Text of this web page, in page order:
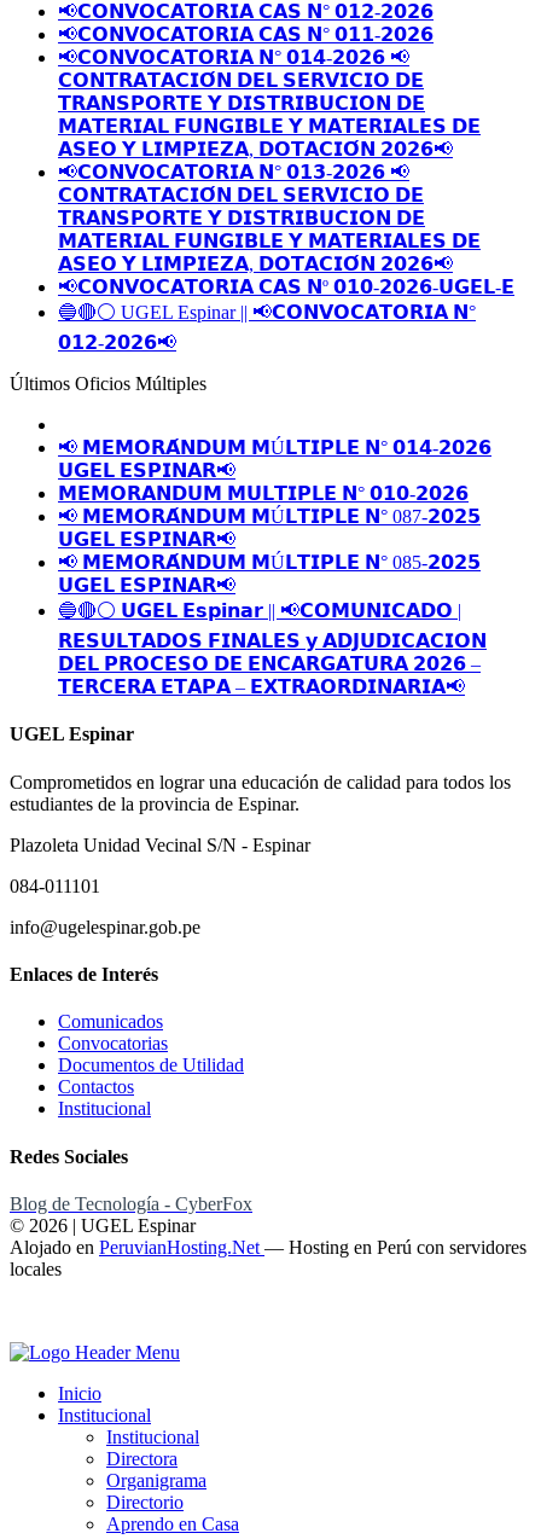
📢𝗖𝗢𝗡𝗩𝗢𝗖𝗔𝗧𝗢𝗥𝗜𝗔 𝗖𝗔𝗦 𝗡° 𝟬𝟭𝟮-𝟮𝟬𝟮𝟲
📢𝗖𝗢𝗡𝗩𝗢𝗖𝗔𝗧𝗢𝗥𝗜𝗔 𝗖𝗔𝗦 𝗡° 𝟬𝟭𝟭-𝟮𝟬𝟮𝟲
📢𝗖𝗢𝗡𝗩𝗢𝗖𝗔𝗧𝗢𝗥𝗜𝗔 𝗡° 𝟬𝟭𝟰-𝟮𝟬𝟮𝟲 📢
𝗖𝗢𝗡𝗧𝗥𝗔𝗧𝗔𝗖𝗜𝗢́𝗡 𝗗𝗘𝗟 𝗦𝗘𝗥𝗩𝗜𝗖𝗜𝗢 𝗗𝗘
𝗧𝗥𝗔𝗡𝗦𝗣𝗢𝗥𝗧𝗘 𝗬 𝗗𝗜𝗦𝗧𝗥𝗜𝗕𝗨𝗖𝗜𝗢𝗡 𝗗𝗘
𝗠𝗔𝗧𝗘𝗥𝗜𝗔𝗟 𝗙𝗨𝗡𝗚𝗜𝗕𝗟𝗘 𝗬 𝗠𝗔𝗧𝗘𝗥𝗜𝗔𝗟𝗘𝗦 𝗗𝗘
𝗔𝗦𝗘𝗢 𝗬 𝗟𝗜𝗠𝗣𝗜𝗘𝗭𝗔, 𝗗𝗢𝗧𝗔𝗖𝗜𝗢́𝗡 𝟮𝟬𝟮𝟲📢
📢𝗖𝗢𝗡𝗩𝗢𝗖𝗔𝗧𝗢𝗥𝗜𝗔 𝗡° 𝟬𝟭𝟯-𝟮𝟬𝟮𝟲 📢
𝗖𝗢𝗡𝗧𝗥𝗔𝗧𝗔𝗖𝗜𝗢́𝗡 𝗗𝗘𝗟 𝗦𝗘𝗥𝗩𝗜𝗖𝗜𝗢 𝗗𝗘
𝗧𝗥𝗔𝗡𝗦𝗣𝗢𝗥𝗧𝗘 𝗬 𝗗𝗜𝗦𝗧𝗥𝗜𝗕𝗨𝗖𝗜𝗢𝗡 𝗗𝗘
𝗠𝗔𝗧𝗘𝗥𝗜𝗔𝗟 𝗙𝗨𝗡𝗚𝗜𝗕𝗟𝗘 𝗬 𝗠𝗔𝗧𝗘𝗥𝗜𝗔𝗟𝗘𝗦 𝗗𝗘
𝗔𝗦𝗘𝗢 𝗬 𝗟𝗜𝗠𝗣𝗜𝗘𝗭𝗔, 𝗗𝗢𝗧𝗔𝗖𝗜𝗢́𝗡 𝟮𝟬𝟮𝟲📢
📢𝗖𝗢𝗡𝗩𝗢𝗖𝗔𝗧𝗢𝗥𝗜𝗔 𝗖𝗔𝗦 𝗡º 𝟬𝟭𝟬-𝟮𝟬𝟮𝟲-𝗨𝗚𝗘𝗟-𝗘
🔵🔴⚪️ UGEL Espinar || 📢𝗖𝗢𝗡𝗩𝗢𝗖𝗔𝗧𝗢𝗥𝗜𝗔 𝗡°
𝟬𝟭𝟮-𝟮𝟬𝟮𝟲📢
Últimos Oficios Múltiples
📢 𝗠𝗘𝗠𝗢𝗥𝗔́𝗡𝗗𝗨𝗠 𝗠Ú𝗟𝗧𝗜𝗣𝗟𝗘 𝗡° 𝟬𝟭𝟰-𝟮𝟬𝟮𝟲
𝗨𝗚𝗘𝗟 𝗘𝗦𝗣𝗜𝗡𝗔𝗥📢
𝗠𝗘𝗠𝗢𝗥𝗔𝗡𝗗𝗨𝗠 𝗠𝗨𝗟𝗧𝗜𝗣𝗟𝗘 𝗡° 𝟬𝟭𝟬-𝟮𝟬𝟮𝟲
📢 𝗠𝗘𝗠𝗢𝗥𝗔́𝗡𝗗𝗨𝗠 𝗠Ú𝗟𝗧𝗜𝗣𝗟𝗘 𝗡° 087-𝟮𝟬𝟮𝟱
𝗨𝗚𝗘𝗟 𝗘𝗦𝗣𝗜𝗡𝗔𝗥📢
📢 𝗠𝗘𝗠𝗢𝗥𝗔́𝗡𝗗𝗨𝗠 𝗠Ú𝗟𝗧𝗜𝗣𝗟𝗘 𝗡° 085-𝟮𝟬𝟮𝟱
𝗨𝗚𝗘𝗟 𝗘𝗦𝗣𝗜𝗡𝗔𝗥📢
🔵🔴⚪️ 𝗨𝗚𝗘𝗟 𝗘𝘀𝗽𝗶𝗻𝗮𝗿 || 📢𝗖𝗢𝗠𝗨𝗡𝗜𝗖𝗔𝗗𝗢 |
𝗥𝗘𝗦𝗨𝗟𝗧𝗔𝗗𝗢𝗦 𝗙𝗜𝗡𝗔𝗟𝗘𝗦 𝘆 𝗔𝗗𝗝𝗨𝗗𝗜𝗖𝗔𝗖𝗜𝗢𝗡
𝗗𝗘𝗟 𝗣𝗥𝗢𝗖𝗘𝗦𝗢 𝗗𝗘 𝗘𝗡𝗖𝗔𝗥𝗚𝗔𝗧𝗨𝗥𝗔 𝟮𝟬𝟮𝟲 –
𝗧𝗘𝗥𝗖𝗘𝗥𝗔 𝗘𝗧𝗔𝗣𝗔 – 𝗘𝗫𝗧𝗥𝗔𝗢𝗥𝗗𝗜𝗡𝗔𝗥𝗜𝗔📢
UGEL Espinar
Comprometidos en lograr una educación de calidad para todos los
estudiantes de la provincia de Espinar.
Plazoleta Unidad Vecinal S/N - Espinar
084-011101
info@ugelespinar.gob.pe
Enlaces de Interés
Comunicados
Convocatorias
Documentos de Utilidad
Contactos
Institucional
Redes Sociales
Blog de Tecnología - CyberFox
© 2026 | UGEL Espinar
Alojado en PeruvianHosting.Net — Hosting en Perú con servidores
locales
Inicio
Institucional
Institucional
Directora
Organigrama
Directorio
Aprendo en Casa